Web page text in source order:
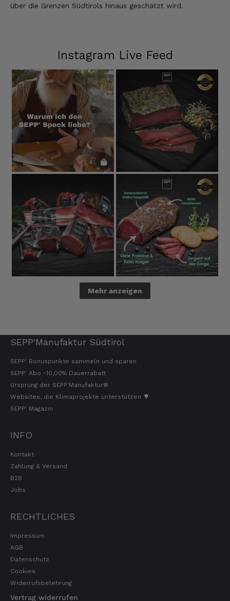
über die Grenzen Südtirols hinaus geschätzt wird.
Instagram Live Feed
Mehr anzeigen
SEPP'Manufaktur Südtirol
SEPP' Bonuspunkte sammeln und sparen
SEPP' Abo -10,00% Dauerrabatt
Ursprung der SEPP'Manufaktur®
Websites, die Klimaprojekte unterstützen 🌳
SEPP' Magazin
INFO
Kontakt
Zahlung & Versand
B2B
Jobs
RECHTLICHES
Impressum
AGB
Datenschutz
Cookies
Widerrufsbelehrung
Vertrag widerrufen